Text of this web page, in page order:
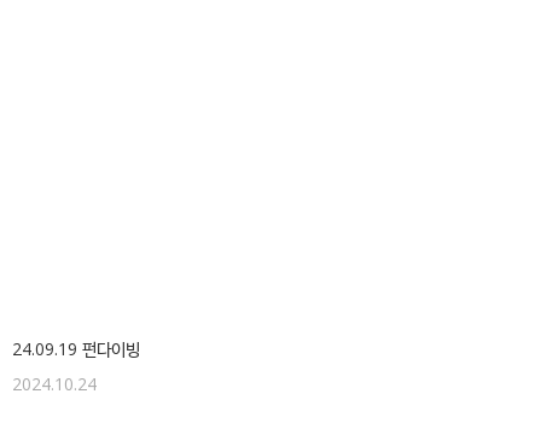
24.09.19 펀다이빙
2024.10.24